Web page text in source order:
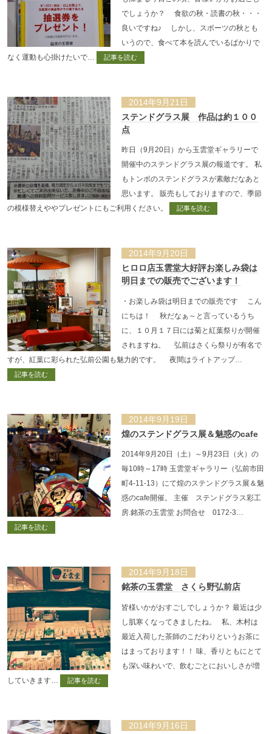
でしょうか？ 食欲の秋・読書の秋・・・
良いですね♪ しかし、スポーツの秋とも
いうので、食べて本を読んでいるばかりで
なく運動も心掛けたいで…
記事を読む
2014年9月21日
ステンドグラス展 作品は約１００
点
昨日（9月20日）から玉雲堂ギャラリーで
開催中のステンドグラス展の報道です。 私
もトンボのステンドグラスが素敵だなあと
思います。 販売もしておりますので、季節
の模様替えややプレゼントにもご利用ください。
記事を読む
2014年9月20日
ヒロロ店玉雲堂大好評お楽しみ袋は
明日までの販売でございます！
・お楽しみ袋は明日までの販売です こん
にちは！ 秋だなぁ～と言っているうち
に、１０月１７日には菊と紅葉祭りが開催
されますね。 弘前はさくら祭りが有名で
すが、紅葉に彩られた弘前公園も魅力的です。 夜間はライトアップ…
記事を読む
2014年9月19日
煌のステンドグラス展＆魅惑のcafe
2014年9月20日（土）～9月23日（火）の
毎10時～17時 玉雲堂ギャラリー（弘前市田
町4-11-13）にて煌のステンドグラス展＆魅
惑のcafe開催。 主催 ステンドグラス彩工
房.銘茶の玉雲堂 お問合せ 0172-3…
記事を読む
2014年9月18日
銘茶の玉雲堂 さくら野弘前店
皆様いかがおすごしでしょうか？ 最近は少
し肌寒くなってきましたね。 私、木村は
最近入荷した茶師のこだわりというお茶に
はまっております！！ 味、香りともにとて
も深い味わいで、飲むごとにおいしさが増
していきます…
記事を読む
2014年9月16日